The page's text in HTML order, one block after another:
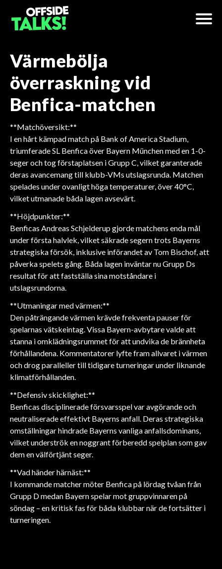
Värmebölja
överraskning vid
Benfica-matchen
**Matchöversikt:**
I en hårt kämpad match på Bank of America Stadium,
triumferade SL Benfica över Bayern München med en 1-0-
seger och tog förstaplatsen i Grupp C, vilket garanterade
deras avancemang till klubb-VMs utslagsrunda. Matchen
spelades under ovanligt höga temperaturer, över 40°C,
vilket utmanade båda lagen avsevärt.
**Höjdpunkter:**
Benficas Andreas Schjelderup gjorde matchens enda mål
under första halvlek, vilket säkrade segern trots Bayerns
strategiska försök, inklusive införandet av Tom Bischof, att
påverka spelets gång. Båda lagen inväntar nu Grupp Ds
resultat för att fastställa sina motståndare i
utslagsrundorna.
**Utmaningar med värmen:**
Den påträngande värmen krävde frekventa pauser för
spelarnas vätskeintag. Vissa Bayern-avbytare valde att
stanna i omklädningsrummet för att undvika de brännheta
förhållandena. Kommentatorer lyfte fram allvaret i värmen
och drog paralleller till tidigare turneringar under liknande
klimatförhållanden.
**Defensiv skicklighet:**
Benficas disciplinerade försvarsspel var avgörande och
neutraliserade effektivt Bayerns anfall. Deras strategiska
omställningar hindrade Bayerns vanliga anfallsdominans,
vilket underströk en noggrant förberedd spelplan som gav
dem en välförtjänt seger.
**Vad händer härnäst:**
I kommande matcher möter Benfica på lördag tvåan från
Grupp D medan Bayern spelar mot gruppvinnaren på
söndag – en kritisk fas för båda klubbar när de fortsätter i
turneringen.
FOTBOLL
FOTBOLL
FOTBOLL
FOTBOLL
FOTBOLL
FOTBOLL